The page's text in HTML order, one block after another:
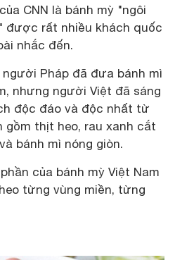
CNN là bánh mỳ "ngôi
được rất nhiều khách quốc
nhắc đến.
Pháp đã đưa bánh mì
nhưng người Việt đã sáng
độc đáo và độc nhất từ
gồm thịt heo, rau xanh cắt
bánh mì nóng giòn.
của bánh mỳ Việt Nam
từng vùng miền, từng